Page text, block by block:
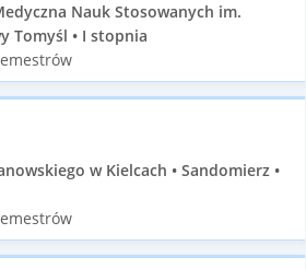
Nauk Stosowanych im.
Tomyśl • I stopnia
w Kielcach • Sandomierz •